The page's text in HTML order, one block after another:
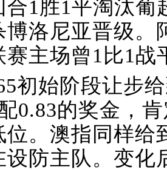
合1胜1平淘汰
博洛尼亚晋级。
赛主场曾1比1
初始阶段让步
0.83的奖金，
位。澳指同样给
设防主队。变化